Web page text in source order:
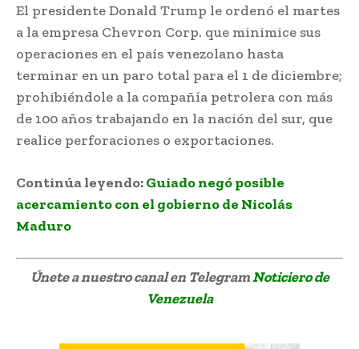
El presidente Donald Trump le ordenó el martes
a la empresa Chevron Corp. que minimice sus
operaciones en el país venezolano hasta
terminar en un paro total para el 1 de diciembre;
prohibiéndole a la compañía petrolera con más
de 100 años trabajando en la nación del sur, que
realice perforaciones o exportaciones.
Continúa leyendo:Guiado negó posible
acercamiento con el gobierno de Nicolás
Maduro
Únete a nuestro canal en TelegramNoticiero de
Venezuela